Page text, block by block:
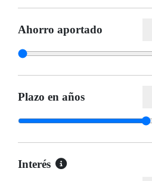
Ahorro aportado
Plazo en años
Interés